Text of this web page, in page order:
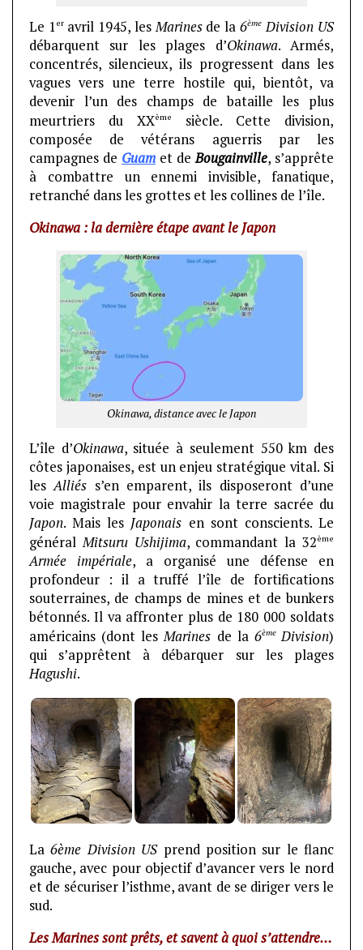
Le 1er avril 1945, lesMarinesde la6ème Division US
débarquent sur les plages d’Okinawa. Armés,
concentrés, silencieux, ils progressent dans les
vagues vers une terre hostile qui, bientôt, va
devenir l’un des champs de bataille les plus
meurtriers du XXème
siècle. Cette division,
composée de vétérans aguerris par les
campagnes de Guam et deBougainville, s’apprête
à combattre un ennemi invisible, fanatique,
retranché dans les grottes et les collines de l’île.
Okinawa : la dernière étape avant le Japon
Okinawa, distance avec le Japon
L’île d’Okinawa, située à seulement 550 km des
côtes japonaises, est un enjeu stratégique vital. Si
lesAlliés s’en emparent, ils disposeront d’une
voie magistrale pour envahir la terre sacrée du
Japon. Mais les Japonais en sont conscients. Le
généralMitsuru Ushijima, commandant la 32ème
Armée impériale, a organisé une défense en
profondeur : il a truffé l’île de fortifications
souterraines, de champs de mines et de bunkers
bétonnés. Il va affronter plus de 180 000 soldats
américains (dont lesMarines de la 6ème Division)
qui s’apprêtent à débarquer sur les plages
Hagushi.
La6ème Division USprend position sur le flanc
gauche, avec pour objectif d’avancer vers le nord
et de sécuriser l’isthme, avant de se diriger vers le
sud.
Les Marines sont prêts, et savent à quoi s’attendre…